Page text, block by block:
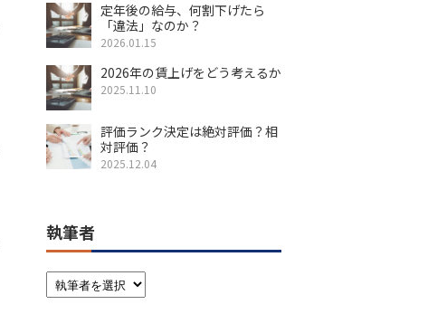
定年後の給与、何割下げたら
「違法」なのか？
2026.01.15
2026年の賃上げをどう考えるか
2025.11.10
評価ランク決定は絶対評価？相
対評価？
2025.12.04
執筆者